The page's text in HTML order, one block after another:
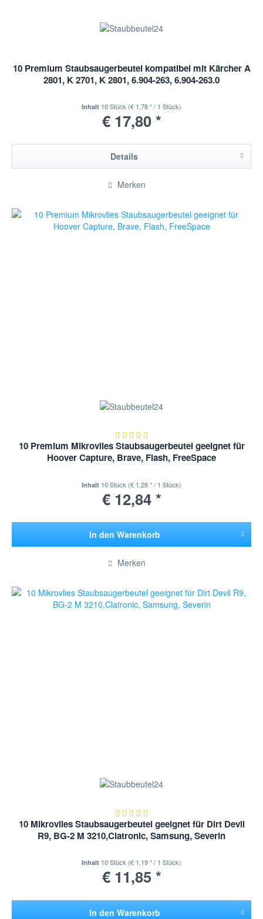
10 Premium Staubsaugerbeutel kompatibel mit Kärcher A
2801, K 2701, K 2801, 6.904-263, 6.904-263.0
Inhalt 10 Stück (€ 1,78 * / 1 Stück)
€ 17,80 *
Details
Merken
10 Premium Mikrovlies Staubsaugerbeutel geeignet für
Hoover Capture, Brave, Flash, FreeSpace
Inhalt 10 Stück (€ 1,28 * / 1 Stück)
€ 12,84 *
In den Warenkorb
Hinzugefügt
Merken
10 Mikrovlies Staubsaugerbeutel geeignet für Dirt Devil
R9, BG-2 M 3210,Clatronic, Samsung, Severin
Inhalt 10 Stück (€ 1,19 * / 1 Stück)
€ 11,85 *
In den Warenkorb